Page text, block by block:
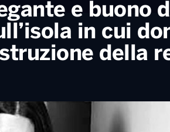
e buono
in cui
della